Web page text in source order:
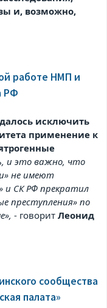
и, возможно,
работе НМП и
РФ
исключить
применение к
и это важно, что
не имеют
и СК РФ прекратил
преступления» по
- говоритЛеонид
сообщества
палата»